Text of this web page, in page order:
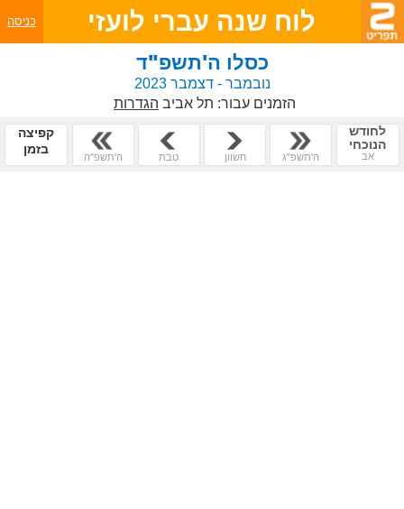
לוח שנה עברי לועזי כניסה
כסלו ה'תשפ"ד
נובמבר - דצמבר 2023
הזמנים עבור: תל אביב הגדרות
לחודש
הנוכחי
אב ה'תשפ"ג חשוון טבת ה'תשפ"ה
קפיצה
בזמן